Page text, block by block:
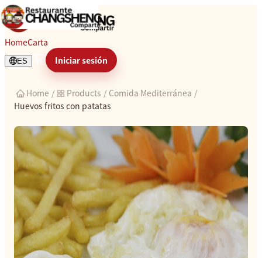
Huevos fritos con patatas
HomeCarta
ES Iniciar sesión
Home / Products / Comida Mediterránea /
Huevos fritos con patatas